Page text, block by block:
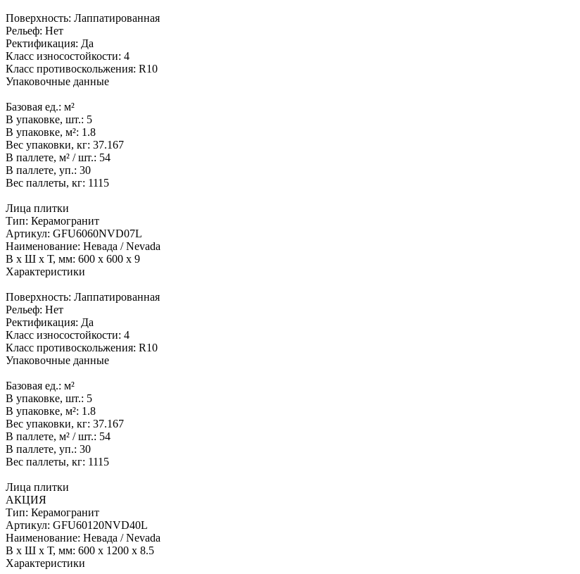
Поверхность: Лаппатированная
Рельеф: Нет
Ректификация: Да
Класс износостойкости: 4
Класс противоскольжения: R10
Упаковочные данные
Базовая ед.: м²
В упаковке, шт.: 5
В упаковке, м²: 1.8
Вес упаковки, кг: 37.167
В паллете, м² / шт.: 54
В паллете, уп.: 30
Вес паллеты, кг: 1115
Лица плитки
Тип: Керамогранит
Артикул: GFU6060NVD07L
Наименование: Невада / Nevada
В x Ш x Т, мм: 600 x 600 x 9
Характеристики
Поверхность: Лаппатированная
Рельеф: Нет
Ректификация: Да
Класс износостойкости: 4
Класс противоскольжения: R10
Упаковочные данные
Базовая ед.: м²
В упаковке, шт.: 5
В упаковке, м²: 1.8
Вес упаковки, кг: 37.167
В паллете, м² / шт.: 54
В паллете, уп.: 30
Вес паллеты, кг: 1115
Лица плитки
АКЦИЯ
Тип: Керамогранит
Артикул: GFU60120NVD40L
Наименование: Невада / Nevada
В x Ш x Т, мм: 600 x 1200 x 8.5
Характеристики